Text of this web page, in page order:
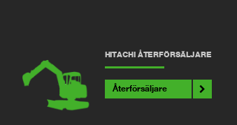
HITACHI ÅTERFÖRSÄLJARE
Återförsäljare